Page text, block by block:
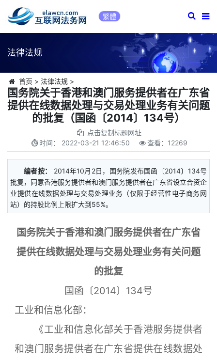
繁體
法律法规
首页 > 法律法规 >
国务院关于香港和澳门服务提供者在广东省
提供在线数据处理与交易处理业务有关问题
的批复（国函〔2014〕134号）
点击复制标题网址
时间： 2022-03-21 12:46:50 查看： 12269
编者按：
2014年10月2日，国务院发布国函〔2014〕134号
批复，同意香港服务提供者和澳门服务提供者在广东省设立合资企
业提供在线数据处理与交易处理业务（仅限于经营性电子商务网
站）的持股比例上限扩大到55%。
国务院关于香港和澳门服务提供者在广东省
提供在线数据处理与交易处理业务有关问题
的批复
国函〔2014〕134号
工业和信息化部：
《工业和信息化部关于香港服务提供者
和澳门服务提供者在广东省提供在线数据处